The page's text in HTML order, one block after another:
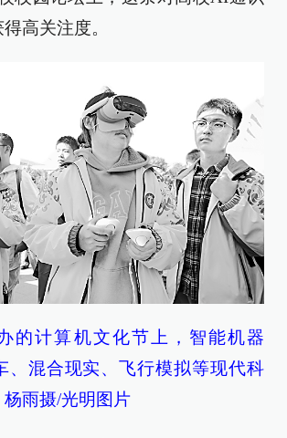
高关注度。
的计算机文化节上，智能机器
、混合现实、飞行模拟等现代科
雨摄/光明图片